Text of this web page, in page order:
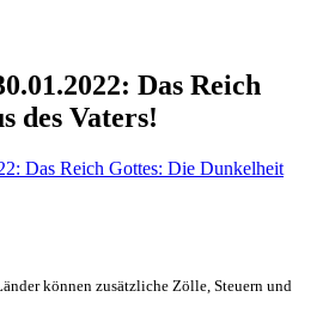
Das Reich
des Vaters!
Das Reich Gottes: Die Dunkelheit
können zusätzliche Zölle, Steuern und